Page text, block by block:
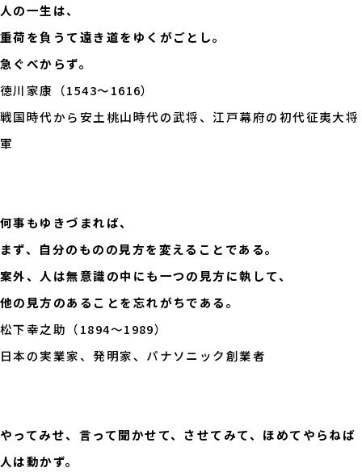
人の一生は、
重荷を負うて遠き道をゆくがごとし。
急ぐべからず。
徳川家康（1543～1616）
戦国時代から安土桃山時代の武将、江戸幕府の初代征夷大将
軍
何事もゆきづまれば、
まず、自分のものの見方を変えることである。
案外、人は無意識の中にも一つの見方に執して、
他の見方のあることを忘れがちである。
松下幸之助（1894～1989）
日本の実業家、発明家、パナソニック創業者
やってみせ、言って聞かせて、させてみて、ほめてやらねば
人は動かず。